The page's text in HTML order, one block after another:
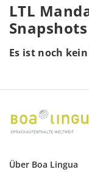
LTL
Snapshots
Es ist noch
Über Boa Lingua